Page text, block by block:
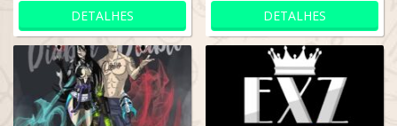
DETALHES DETALHES